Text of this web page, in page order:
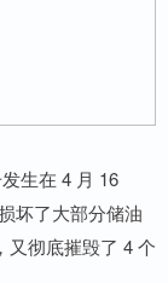
生在 4 月 16
坏了大部分储油
又彻底摧毁了 4 个